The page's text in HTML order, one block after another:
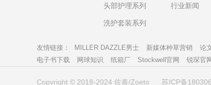
头部护理系列
洗护套装系列
行业新闻
友情链接： MILLER DAZZLE男士 新媒体种草营销 论
电子书下载
网球知识 纸箱厂 Stockwell官网 锐琛官
Copyright © 2018-2024 佐泰/Zoeto 苏ICP备